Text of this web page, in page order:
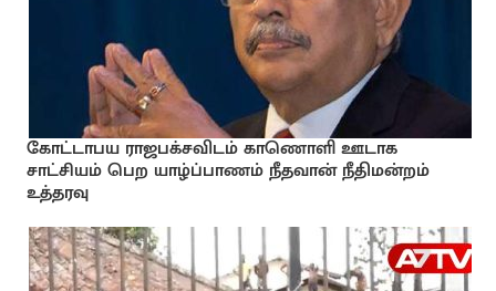
கோட்டாபய ராஜபக்சவிடம் காணொளி ஊடாக
சாட்சியம் பெற யாழ்ப்பாணம் நீதவான் நீதிமன்றம்
உத்தரவு